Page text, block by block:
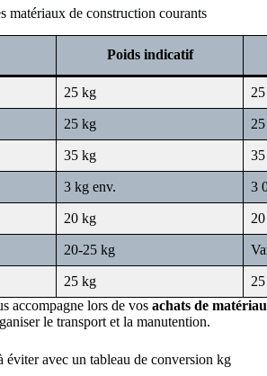
matériaux de construction courants
Poids indicatif
25 kg
25 kg
35 kg
3 kg env. 3
20 kg
20-25 kg
25 kg
accompagne lors de vos achats de
le transport et la manutention.
éviter avec un tableau de conversion kg